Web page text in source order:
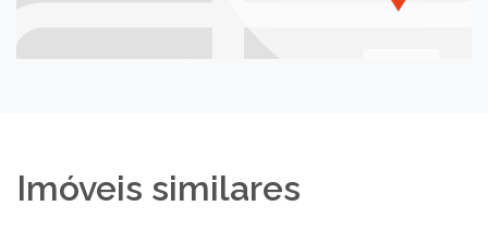
Imóveis similares